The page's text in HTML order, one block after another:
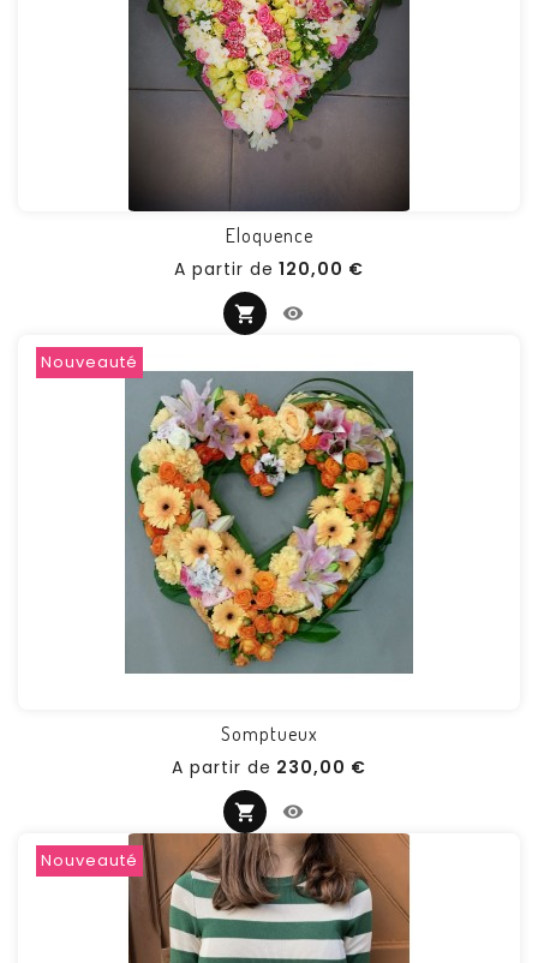
Eloquence
A partir de 120,00 €
Nouveauté
Somptueux
A partir de 230,00 €
Nouveauté